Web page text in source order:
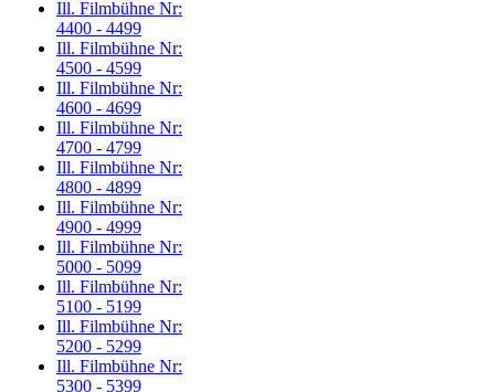
Ill. Filmbühne Nr:
4400 - 4499
Ill. Filmbühne Nr:
4500 - 4599
Ill. Filmbühne Nr:
4600 - 4699
Ill. Filmbühne Nr:
4700 - 4799
Ill. Filmbühne Nr:
4800 - 4899
Ill. Filmbühne Nr:
4900 - 4999
Ill. Filmbühne Nr:
5000 - 5099
Ill. Filmbühne Nr:
5100 - 5199
Ill. Filmbühne Nr:
5200 - 5299
Ill. Filmbühne Nr:
5300 - 5399